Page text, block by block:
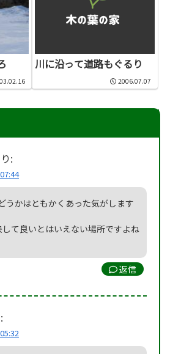
川に沿って道路もぐるり
2006.07.07
:
うかはともかくあった気がします
て良いとはいえない場所ですよね
返信